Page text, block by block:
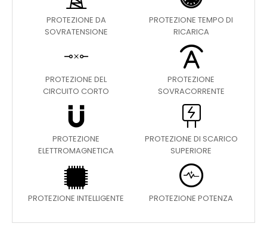
PROTEZIONE DA
SOVRATENSIONE
PROTEZIONE TEMPO DI
RICARICA
PROTEZIONE DEL
CIRCUITO CORTO
PROTEZIONE
SOVRACORRENTE
PROTEZIONE
ELETTROMAGNETICA
PROTEZIONE DI SCARICO
SUPERIORE
PROTEZIONE INTELLIGENTE PROTEZIONE POTENZA